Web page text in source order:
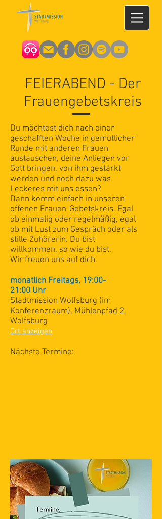
FEIERABEND - Der
Frauengebetskreis
Du möchtest dich nach einer
geschafften Woche in gemütlicher
Runde mit anderen Frauen
austauschen, deine Anliegen vor
Gott bringen, von ihm gestärkt
werden und noch dazu was
Leckeres mit uns essen?
Dann komm einfach in unseren
offenen Frauen-Gebetskreis. Egal
ob einmalig oder regelmäßig, egal
ob mit Lust zum Gespräch oder als
stille Zuhörerin. Du bist
willkommen, so wie du bist.
Wir freuen uns auf dich.
monatlich Freitags, 19:00-
21:00 Uhr
Stadtmission Wolfsburg (im
Konferenzraum), Mühlenpfad 2,
Wolfsburg
Ort anzeigen
Nächste Termine​: